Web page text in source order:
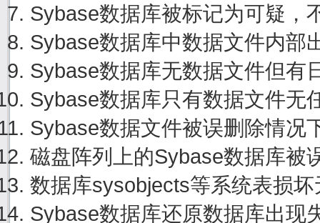
Sybase数据库被标记为可疑，
Sybase数据库中数据文件内部
Sybase数据库无数据文件但有
Sybase数据库只有数据文件无
Sybase数据文件被误删除情况
磁盘阵列上的Sybase数据库被
数据库sysobjects等系统表损
Sybase数据库还原数据库出现